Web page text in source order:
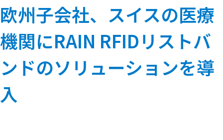
欧州子会社、スイスの医療
機関にRAIN RFIDリストバ
ンドのソリューションを導
入